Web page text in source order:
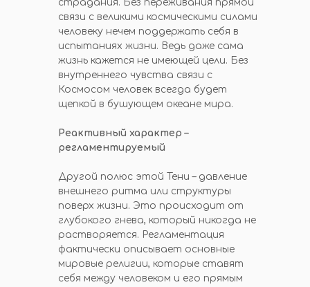
страдания. Без переживания прямой
связи с великими космическими силами
человеку нечем поддержать себя в
испытаниях жизни. Ведь даже сама
жизнь кажется не имеющей цели. Без
внутреннего чувства связи с
Космосом человек всегда будет
щепкой в бушующем океане мира.
Реактивный характер –
регламентируемый
Другой полюс этой Тени – давление
внешнего ритма или структуры
поверх жизни. Это происходит от
глубокого гнева, который никогда не
растворяется. Регламентация
фактически описывает основные
мировые религии, которые ставят
себя между человеком и его прямым